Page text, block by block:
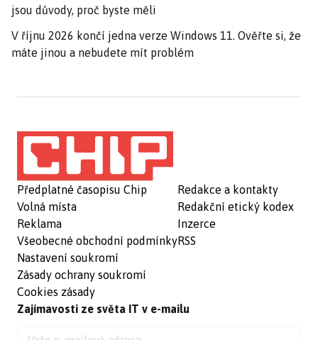
jsou důvody, proč byste měli
V říjnu 2026 končí jedna verze Windows 11. Ověřte si, že
máte jinou a nebudete mít problém
Předplatné časopisu Chip
Volná místa
Reklama
Všeobecné obchodní podmínky
Nastavení soukromí
Zásady ochrany soukromí
Cookies zásady
Redakce a kontakty
Redakční etický kodex
Inzerce
RSS
Zajímavosti ze světa IT v e-mailu